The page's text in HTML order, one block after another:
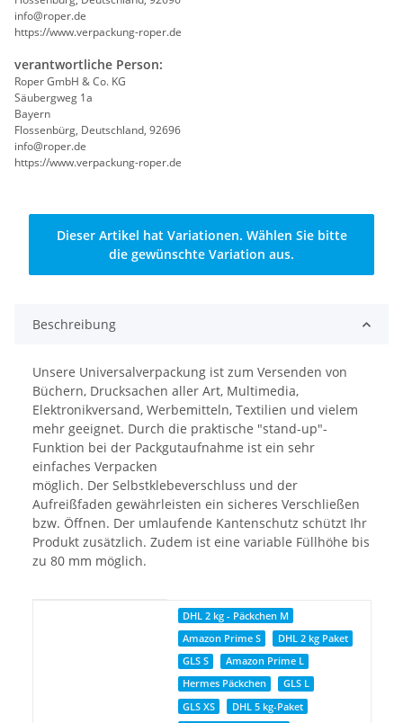
info@roper.de
https://www.verpackung-roper.de
verantwortliche Person:
Roper GmbH & Co. KG
Säubergweg 1a
Bayern
Flossenbürg, Deutschland, 92696
info@roper.de
https://www.verpackung-roper.de
Dieser Artikel hat Variationen. Wählen Sie bitte
die gewünschte Variation aus.
Beschreibung
Unsere Universalverpackung ist zum Versenden von
Büchern, Drucksachen aller Art, Multimedia,
Elektronikversand, Werbemitteln, Textilien und vielem
mehr geeignet. Durch die praktische "stand-up"-
Funktion bei der Packgutaufnahme ist ein sehr
einfaches Verpacken
möglich. Der Selbstklebeverschluss und der
Aufreißfaden gewährleisten ein sicheres Verschließen
bzw. Öffnen. Der umlaufende Kantenschutz schützt Ihr
Produkt zusätzlich. Zudem ist eine variable Füllhöhe bis
zu 80 mm möglich.
DHL 2 kg - Päckchen M
Amazon Prime S
DHL 2 kg Paket
GLS S
Amazon Prime L
Hermes Päckchen
GLS L
GLS XS
DHL 5 kg-Paket